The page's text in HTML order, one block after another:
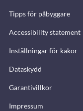
Tipps för påbyggare
Accessibility statement
Inställningar för kakor
Dataskydd
Garantivillkor
Impressum